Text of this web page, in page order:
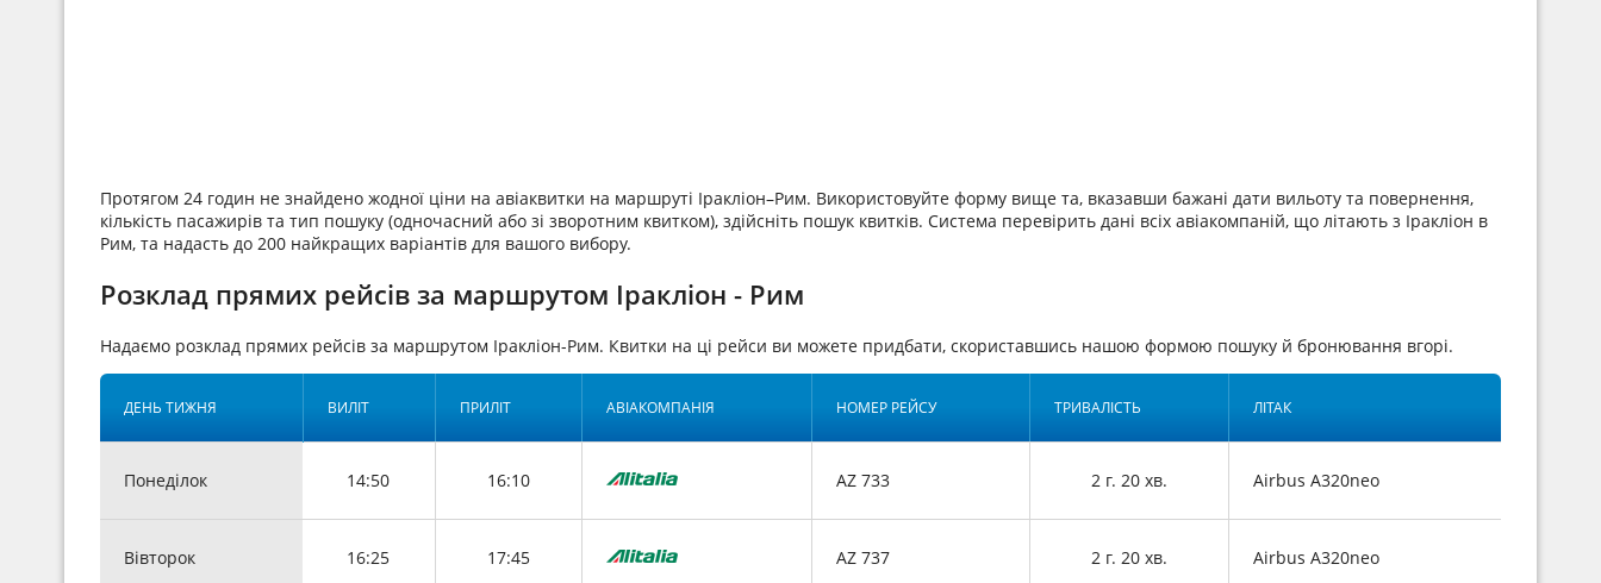
Протягом 24 годин не знайдено жодної ціни на авіаквитки на маршруті Іракліон–Рим. Використовуйте форму вище та, вказавши бажані дати вильоту та повернення,
кількість пасажирів та тип пошуку (одночасний або зі зворотним квитком), здійсніть пошук квитків. Система перевірить дані всіх авіакомпаній, що літають з Іракліон в
Рим, та надасть до 200 найкращих варіантів для вашого вибору.
Розклад прямих рейсів за маршрутом Іракліон - Рим
Надаємо розклад прямих рейсів за маршрутом Іракліон-Рим. Квитки на ці рейси ви можете придбати, скориставшись нашою формою пошуку й бронювання вгорі.
ДЕНЬ ТИЖНЯ ВИЛІТ ПРИЛІТ АВІАКОМПАНІЯ НОМЕР РЕЙСУ ТРИВАЛІСТЬ ЛІТАК
Понеділок 14:50 16:10 AZ 733 2 г. 20 хв. Airbus A320neo
Вівторок 16:25 17:45 AZ 737 2 г. 20 хв. Airbus A320neo